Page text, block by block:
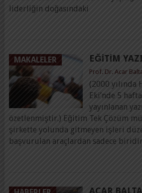
liderliğin doğasındaki
MAKALELER EĞITIM
Prof. Dr. Acar
(2000 yılında
Eki’nde 5
yayınlanan
özetlenmiştir.) Eğitim Tek Çözüm
şirkette yolunda gitmeyen işleri
başvurulan araçlardan sadece
ACAR